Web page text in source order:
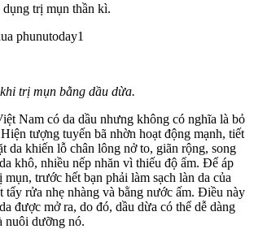
trị mụn thần kì.
trị mụn bằng dầu dừa.
Nam có da dầu nhưng không có nghĩa là bỏ
tượng tuyến bã nhờn hoạt động mạnh, tiết
da khiến lỗ chân lông nở to, giãn rộng, song
khô, nhiều nếp nhăn vì thiếu độ ẩm. Để áp
trước hết bạn phải làm sạch làn da của
tẩy rửa nhẹ nhàng và bằng nước ấm. Điều này
được mở ra, do đó, dầu dừa có thể dễ dàng
nuôi dưỡng nó.